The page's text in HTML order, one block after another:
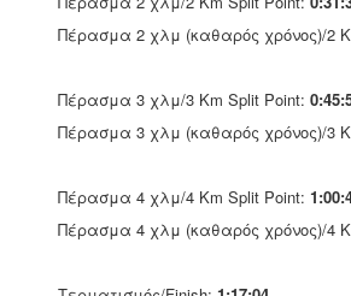
Πέρασμα 2 χλμ (καθαρός χρόνος)/2
Πέρασμα 3 χλμ/3 Km Split Point:
Πέρασμα 3 χλμ (καθαρός χρόνος)/3
Πέρασμα 4 χλμ/4 Km Split Point:
Πέρασμα 4 χλμ (καθαρός χρόνος)/4